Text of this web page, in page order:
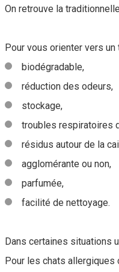
On retrouve la traditionnelle
Pour vous orienter vers
biodégradable,
réduction des odeurs,
stockage,
troubles respiratoires
résidus autour de la
agglomérante ou non,
parfumée,
facilité de nettoyage.
Dans certaines situations
Pour les chats